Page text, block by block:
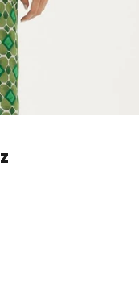
git
gitgitgitgit